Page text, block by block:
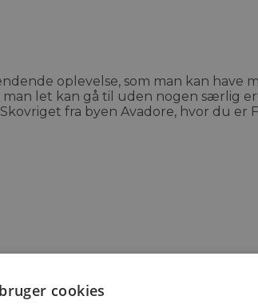
oplevelse, som man kan have
let kan gå til uden nogen særlig
fra byen Avadore, hvor du
cookies